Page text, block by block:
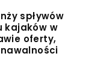
spływów
kajaków w
oferty,